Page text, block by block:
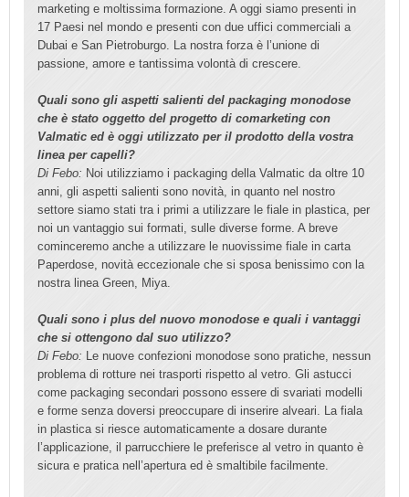
marketing e moltissima formazione. A oggi siamo presenti in
17 Paesi nel mondo e presenti con due uffici commerciali a
Dubai e San Pietroburgo. La nostra forza è l’unione di
passione, amore e tantissima volontà di crescere.
Quali sono gli aspetti salienti del packaging monodose
che è stato oggetto del progetto di comarketing con
Valmatic ed è oggi utilizzato per il prodotto della vostra
linea per capelli?
Di Febo: Noi utilizziamo i packaging della Valmatic da oltre 10
anni, gli aspetti salienti sono novità, in quanto nel nostro
settore siamo stati tra i primi a utilizzare le fiale in plastica, per
noi un vantaggio sui formati, sulle diverse forme. A breve
cominceremo anche a utilizzare le nuovissime fiale in carta
Paperdose, novità eccezionale che si sposa benissimo con la
nostra linea Green, Miya.
Quali sono i plus del nuovo monodose e quali i vantaggi
che si ottengono dal suo utilizzo?
Di Febo: Le nuove confezioni monodose sono pratiche, nessun
problema di rotture nei trasporti rispetto al vetro. Gli astucci
come packaging secondari possono essere di svariati modelli
e forme senza doversi preoccupare di inserire alveari. La fiala
in plastica si riesce automaticamente a dosare durante
l’applicazione, il parrucchiere le preferisce al vetro in quanto è
sicura e pratica nell’apertura ed è smaltibile facilmente.